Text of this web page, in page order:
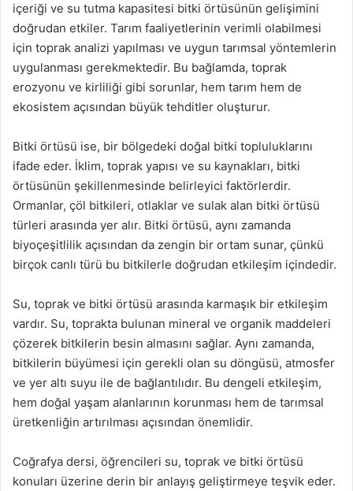
içeriği ve su tutma kapasitesi bitki örtüsünün gelişimini
doğrudan etkiler. Tarım faaliyetlerinin verimli olabilmesi
için toprak analizi yapılması ve uygun tarımsal yöntemlerin
uygulanması gerekmektedir. Bu bağlamda, toprak
erozyonu ve kirliliği gibi sorunlar, hem tarım hem de
ekosistem açısından büyük tehditler oluşturur.
Bitki örtüsü ise, bir bölgedeki doğal bitki topluluklarını
ifade eder. İklim, toprak yapısı ve su kaynakları, bitki
örtüsünün şekillenmesinde belirleyici faktörlerdir.
Ormanlar, çöl bitkileri, otlaklar ve sulak alan bitki örtüsü
türleri arasında yer alır. Bitki örtüsü, aynı zamanda
biyoçeşitlilik açısından da zengin bir ortam sunar, çünkü
birçok canlı türü bu bitkilerle doğrudan etkileşim içindedir.
Su, toprak ve bitki örtüsü arasında karmaşık bir etkileşim
vardır. Su, toprakta bulunan mineral ve organik maddeleri
çözerek bitkilerin besin almasını sağlar. Aynı zamanda,
bitkilerin büyümesi için gerekli olan su döngüsü, atmosfer
ve yer altı suyu ile de bağlantılıdır. Bu dengeli etkileşim,
hem doğal yaşam alanlarının korunması hem de tarımsal
üretkenliğin artırılması açısından önemlidir.
Coğrafya dersi, öğrencileri su, toprak ve bitki örtüsü
konuları üzerine derin bir anlayış geliştirmeye teşvik eder.